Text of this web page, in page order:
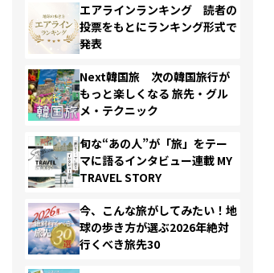
エアラインランキング 読者の
投票をもとにランキング形式で
発表
Next韓国旅 次の韓国旅行が
もっと楽しくなる 旅先・グル
メ・テクニック
旬な“あの人”が「旅」をテー
マに語るインタビュー連載 MY
TRAVEL STORY
今、こんな旅がしてみたい！地
球の歩き方が選ぶ2026年絶対
行くべき旅先30